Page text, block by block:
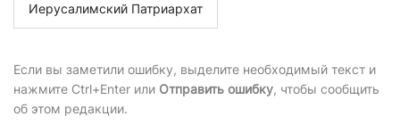
Иерусалимский Патриархат
Если вы заметили ошибку, выделите необходимый текст и
нажмите Ctrl+Enter или Отправить ошибку, чтобы сообщить
об этом редакции.